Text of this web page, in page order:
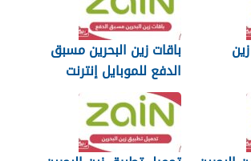
باقات زين البحرين مسبق
الدفع للموبايل إنترنت
ومكالمات 2025